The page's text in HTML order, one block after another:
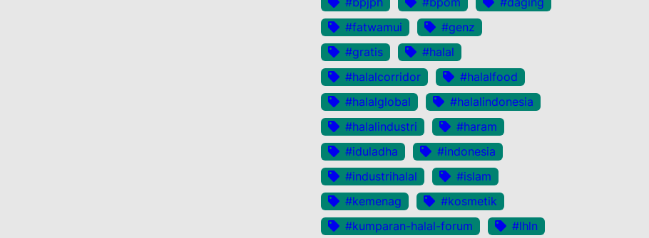
#fatwamui
#genz
#gratis
#halal
#halalcorridor
#halalfood
#halalglobal
#halalindonesia
#halalindustri
#haram
#iduladha
#indonesia
#industrihalal
#islam
#kemenag
#kosmetik
#kumparan-halal-forum
#lhln